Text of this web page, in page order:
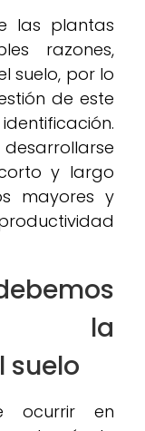
las plantas
razones,
suelo, por lo
de este
y largo
mayores y
la
suelo
ocurrir en